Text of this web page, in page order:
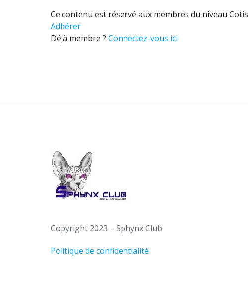
Ce contenu est réservé aux membres du niveau
Adhérer
Déjà membre ? Connectez-vous ici
Copyright 2023 – Sphynx Club
Politique de confidentialité